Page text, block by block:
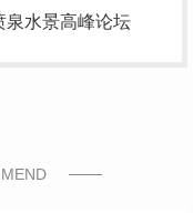
泉水景高峰论坛